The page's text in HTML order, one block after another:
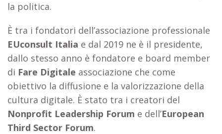
la politica.
È tra i fondatori dell’associazione professionale
EUconsult Italia e dal 2019 ne è il presidente,
dallo stesso anno è fondatore e board member
di Fare Digitale associazione che come
obiettivo la diffusione e la valorizzazione della
cultura digitale. È stato tra i creatori del
Nonprofit Leadership Forum e dell’European
Third Sector Forum.